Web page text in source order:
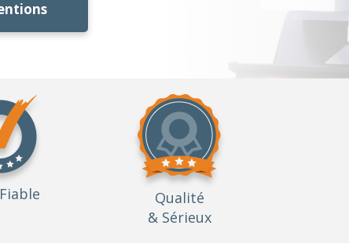
Qualité
& Sérieux